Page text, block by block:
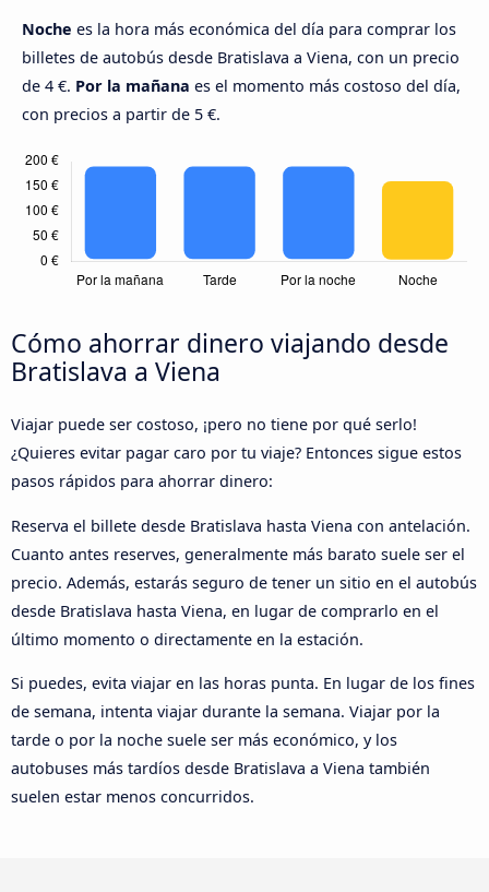
Noche es la hora más económica del día para comprar los
billetes de autobús desde Bratislava a Viena, con un precio
de 4 €. Por la mañana es el momento más costoso del día,
con precios a partir de 5 €.
Cómo ahorrar dinero viajando desde
Bratislava a Viena
Viajar puede ser costoso, ¡pero no tiene por qué serlo!
¿Quieres evitar pagar caro por tu viaje? Entonces sigue estos
pasos rápidos para ahorrar dinero:
Reserva el billete desde Bratislava hasta Viena con antelación.
Cuanto antes reserves, generalmente más barato suele ser el
precio. Además, estarás seguro de tener un sitio en el autobús
desde Bratislava hasta Viena, en lugar de comprarlo en el
último momento o directamente en la estación.
Si puedes, evita viajar en las horas punta. En lugar de los fines
de semana, intenta viajar durante la semana. Viajar por la
tarde o por la noche suele ser más económico, y los
autobuses más tardíos desde Bratislava a Viena también
suelen estar menos concurridos.